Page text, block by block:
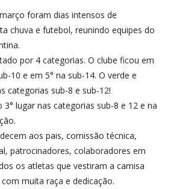
foram dias intensos de
chuva e futebol, reunindo equipes do
por 4 categorias. O clube ficou em
10 e em 5° na sub-14. O verde e
categorias sub-8 e sub-12!
lugar nas categorias sub-8 e 12 e na
aos pais, comissão técnica,
patrocinadores, colaboradores em
os atletas que vestiram a camisa
muita raça e dedicação.